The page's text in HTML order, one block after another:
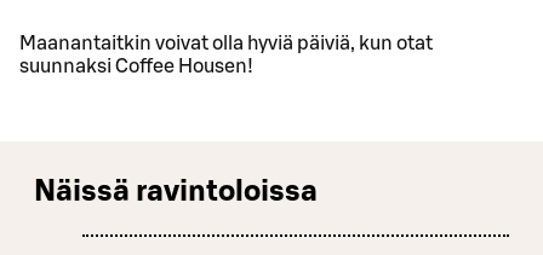
Maanantaitkin voivat olla hyviä päiviä, kun otat
suunnaksi Coffee Housen!
Näissä ravintoloissa